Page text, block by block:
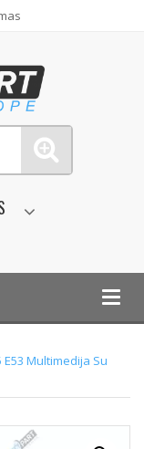
E53 Multimedija Su